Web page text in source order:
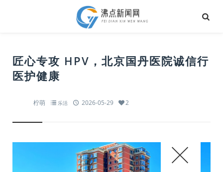
匠心专攻 HPV，北京国丹医院诚信行
医护健康
柠萌 乐活 2026-05-29 2